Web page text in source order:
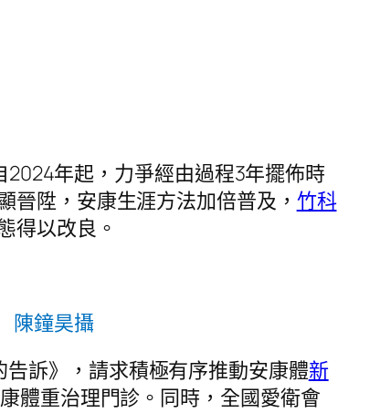
年起，力爭經由過程3年擺佈時
晉陞，安康生涯方法加倍普及， 竹科
得以改良。
陳鐘昊攝
訴》，請求積極有序推動安康體新
體重治理門診。同時，全國愛衛會